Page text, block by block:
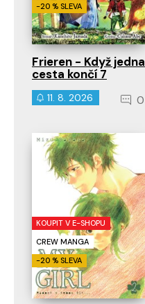
-20 % SLEVA
Frieren - Když jedna
cesta končí 7
11. 8. 2026 0
KOUPIT V E-SHOPU
CREW MANGA
-20 % SLEVA